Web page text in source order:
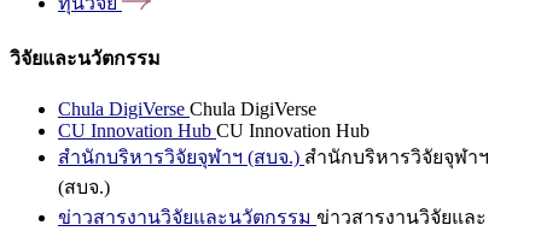
วิจัยและนวัตกรรม
Chula DigiVerse Chula DigiVerse
CU Innovation Hub CU Innovation Hub
สำนักบริหารวิจัยจุฬาฯ (สบจ.) สำนักบริหารวิจัยจุฬาฯ
(สบจ.)
ข่าวสารงานวิจัยและนวัตกรรม ข่าวสารงานวิจัยและ